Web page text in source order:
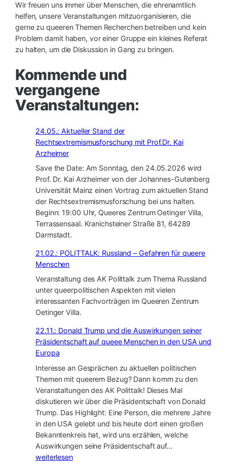
Wir freuen uns immer über Menschen, die ehrenamtlich
helfen, unsere Veranstaltungen mitzuorganisieren, die
gerne zu queeren Themen Recherchen betreiben und kein
Problem damit haben, vor einer Gruppe ein kleines Referat
zu halten, um die Diskussion in Gang zu bringen.
Kommende und
vergangene
Veranstaltungen:
24.05.: Aktueller Stand der
Rechtsextremismusforschung mit Prof.Dr. Kai
Arzheimer
Save the Date: Am Sonntag, den 24.05.2026 wird
Prof. Dr. Kai Arzheimer von der Johannes-Gutenberg
Universität Mainz einen Vortrag zum aktuellen Stand
der Rechtsextremismusforschung bei uns halten.
Beginn: 19:00 Uhr, Queeres Zentrum Oetinger Villa,
Terrassensaal. Kranichsteiner Straße 81, 64289
Darmstadt.
21.02.: POLITTALK: Russland – Gefahren für queere
Menschen
Veranstaltung des AK Polittalk zum Thema Russland
unter queerpolitischen Aspekten mit vielen
interessanten Fachvorträgen im Queeren Zentrum
Oetinger Villa.
22.11.: Donald Trump und die Auswirkungen seiner
Präsidentschaft auf queee Menschen in den USA und
Europa
Interesse an Gesprächen zu aktuellen politischen
Themen mit queerem Bezug? Dann komm zu den
Veranstaltungen des AK Polittalk! Dieses Mal
diskutieren wir über die Präsidentschaft von Donald
Trump. Das Highlight: Eine Person, die mehrere Jahre
in den USA gelebt und bis heute dort einen großen
Bekanntenkreis hat, wird uns erzählen, welche
Auswirkungen seine Präsidentschaft auf…
weiterlesen